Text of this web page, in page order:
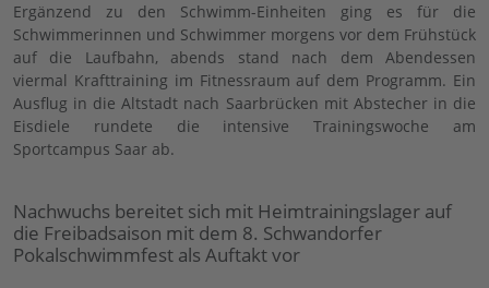
Ergänzend zu den Schwimm-Einheiten ging es für die
Schwimmerinnen und Schwimmer morgens vor dem Frühstück
auf die Laufbahn, abends stand nach dem Abendessen
viermal Krafttraining im Fitnessraum auf dem Programm. Ein
Ausflug in die Altstadt nach Saarbrücken mit Abstecher in die
Eisdiele rundete die intensive Trainingswoche am
Sportcampus Saar ab.
Nachwuchs bereitet sich mit Heimtrainingslager auf
die Freibadsaison mit dem 8. Schwandorfer
Pokalschwimmfest als Auftakt vor